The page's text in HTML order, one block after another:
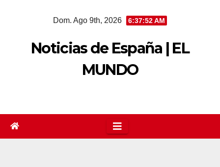
Dom. Ago 9th, 2026 6:37:53 AM
Noticias de España | EL
MUNDO